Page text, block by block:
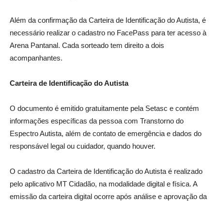
Além da confirmação da Carteira de Identificação do Autista, é
necessário realizar o cadastro no FacePass para ter acesso à
Arena Pantanal. Cada sorteado tem direito a dois
acompanhantes.
Carteira de Identificação do Autista
O documento é emitido gratuitamente pela Setasc e contém
informações específicas da pessoa com Transtorno do
Espectro Autista, além de contato de emergência e dados do
responsável legal ou cuidador, quando houver.
O cadastro da Carteira de Identificação do Autista é realizado
pelo aplicativo MT Cidadão, na modalidade digital e física. A
emissão da carteira digital ocorre após análise e aprovação da